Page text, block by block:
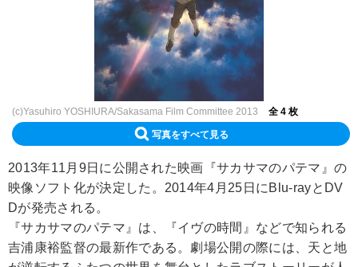
(c)Yasuhiro YOSHIURA/Sakasama Film Committee 2013 全 4 枚
写真をすべて見る
2013年11月9日に公開された映画『サカサマのパテマ』の
映像ソフト化が決定した。2014年4月25日にBlu-rayとDV
Dが発売される。
『サカサマのパテマ』は、『イヴの時間』などで知られる
吉浦康裕監督の最新作である。劇場公開の際には、天と地